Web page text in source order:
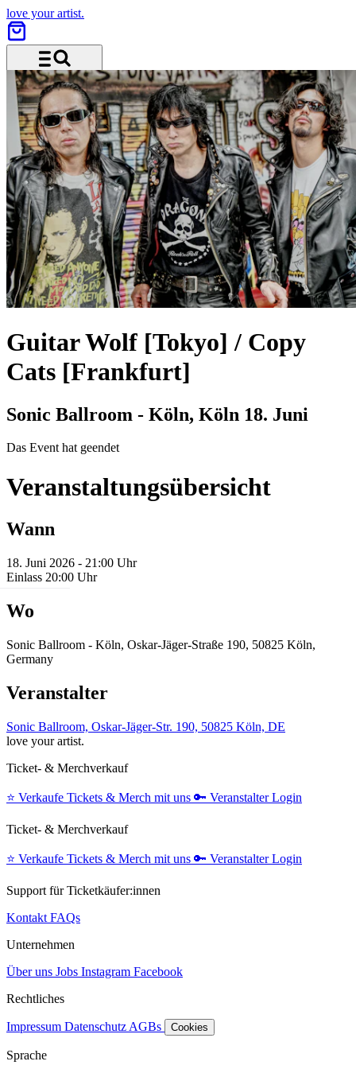
love your artist.
Menü und Suche
Guitar Wolf [Tokyo] / Copy
Cats [Frankfurt]
Sonic Ballroom - Köln, Köln 18. Juni
Das Event hat geendet
Veranstaltungsübersicht
Wann
18. Juni 2026 - 21:00 Uhr
Einlass 20:00 Uhr
Wo
Sonic Ballroom - Köln, Oskar-Jäger-Straße 190, 50825 Köln,
Germany
Veranstalter
Sonic Ballroom, Oskar-Jäger-Str. 190, 50825 Köln, DE
love your artist.
Ticket- & Merchverkauf
⭐️ Verkaufe Tickets & Merch mit uns 🔑 Veranstalter Login
Ticket- & Merchverkauf
⭐️ Verkaufe Tickets & Merch mit uns 🔑 Veranstalter Login
Support für Ticketkäufer:innen
Kontakt FAQs
Unternehmen
Über uns Jobs Instagram Facebook
Rechtliches
Impressum Datenschutz AGBs Cookies
Sprache